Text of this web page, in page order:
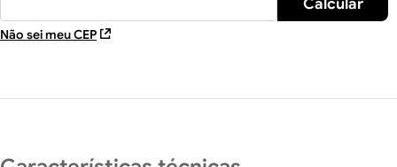
Não sei meu CEP